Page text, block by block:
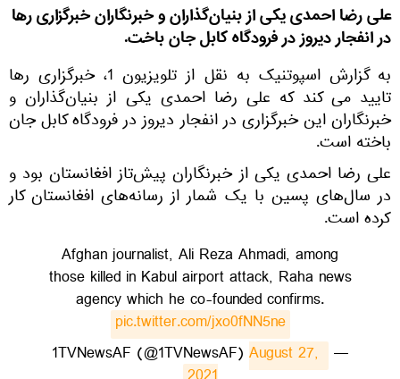
علی رضا احمدی یکی از بنیان‌گذاران و خبرنگاران خبرگزاری رها
در انفجار دیروز در فرودگاه کابل جان باخت.
به گزارش اسپوتنیک به نقل از تلویزیون 1، خبرگزاری رها
تایید می کند که علی رضا احمدی یکی از بنیان‌گذاران و
خبرنگاران این خبرگزاری در انفجار دیروز در فرودگاه کابل جان
باخته است.
علی رضا احمدی یکی از خبرنگاران پیش‌تاز افغانستان بود و
در سال‌های پسین با یک شمار از رسانه‌های افغانستان کار
کرده است.
Afghan journalist, Ali Reza Ahmadi, among
those killed in Kabul airport attack, Raha news
agency which he co-founded confirms.
pic.twitter.com/jxo0fNN5ne
— 1TVNewsAF (@1TVNewsAF)
August 27,